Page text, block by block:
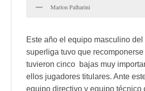
Marlon Palharini
Este año el equipo masculino del
superliga tuvo que
tuvieron cinco bajas muy
ellos jugadores titulares. Ante
equipo directivo y equipo técnico